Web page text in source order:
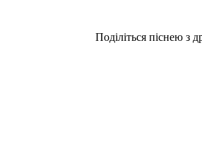
Поділіться піснею з